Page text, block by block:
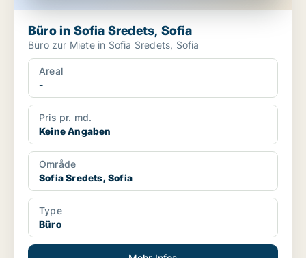
Büro in Sofia Sredets, Sofia
Büro zur Miete in Sofia Sredets, Sofia
Areal
-
Pris pr. md.
Keine Angaben
Område
Sofia Sredets, Sofia
Type
Büro